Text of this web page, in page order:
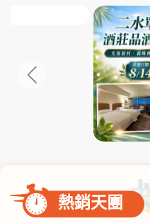
熱銷天團